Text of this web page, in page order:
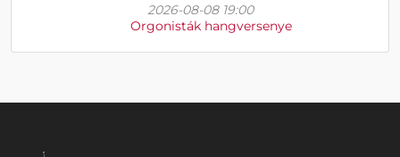
2026-08-08 19:00
Orgonisták hangversenye